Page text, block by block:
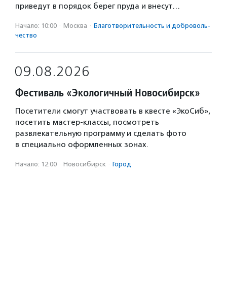
приведут в порядок берег пруда и внесут…
Начало: 10:00 · Москва · Благотвори­тель­ность и доброволь­
чест­во
09.08.2026
Фестиваль «Экологичный Новосибирск»
Посетители смогут участвовать в квесте «ЭкоСиб»,
посетить мастер-классы, посмотреть
развлекательную программу и сделать фото
в специально оформленных зонах.
Начало: 12:00 · Новосибирск · Город